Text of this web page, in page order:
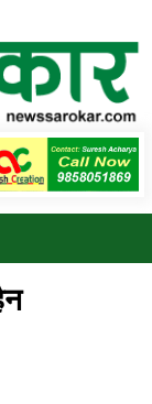
सन्देश